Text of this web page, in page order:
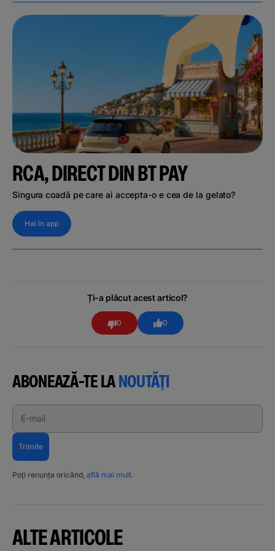
RCA, DIRECT DIN BT PAY
Singura coadă pe care ai accepta-o e cea de la gelato?
Hai în app
Ți-a plăcut acest articol?
0 0
ABONEAZĂ-TE LANOUTĂȚI
E-mail
Trimite
Poți renunța oricând, află mai mult.
ALTE ARTICOLE